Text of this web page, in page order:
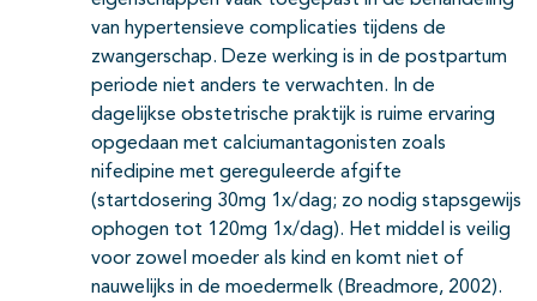
van hypertensieve complicaties tijdens de
zwangerschap. Deze werking is in de postpartum
periode niet anders te verwachten. In de
dagelijkse obstetrische praktijk is ruime ervaring
opgedaan met calciumantagonisten zoals
nifedipine met gereguleerde afgifte
(startdosering 30mg 1x/dag; zo nodig stapsgewijs
ophogen tot 120mg 1x/dag). Het middel is veilig
voor zowel moeder als kind en komt niet of
nauwelijks in de moedermelk (Breadmore, 2002).